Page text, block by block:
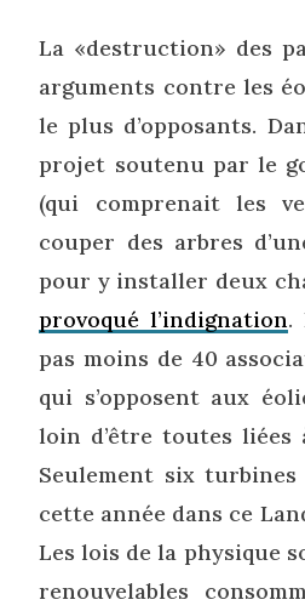
La «destruction» des
arguments contre les
le plus d’opposants.
projet soutenu par le
(qui comprenait les
couper des arbres
pour y installer deux
provoqué l’indignation.
pas moins de 40
qui s’opposent aux
loin d’être toutes liées
Seulement six
cette année dans ce
Les lois de la physique
renouvelables